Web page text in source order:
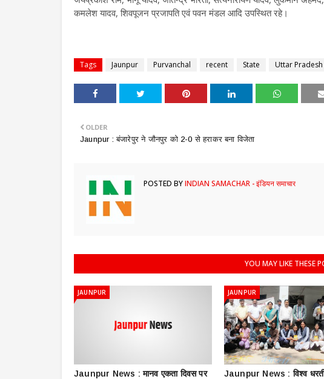
कमलेश यादव, शिवपूजन प्रजापति एवं पवन मंडल आदि उपस्थित रहे।
Tags Jaunpur Purvanchal recent State Uttar Pradesh
OLDER
Jaunpur : बंजारेपुर ने जौनपुर को 2-0 से हराकर बना विजेता
POSTED BYINDIAN SAMACHAR - इंडियन समाचार
YOU MAY LIKE THESE
JAUNPUR
Jaunpur News : ​मानव एकता दिवस पर
JAUNPUR
Jaunpur News : विश्व